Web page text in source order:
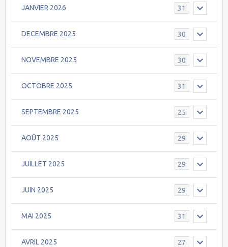
JANVIER 2026 31
DECEMBRE 2025 30
NOVEMBRE 2025 30
OCTOBRE 2025 31
SEPTEMBRE 2025 25
AOÛT 2025 29
JUILLET 2025 29
JUIN 2025 29
MAI 2025 31
AVRIL 2025 27